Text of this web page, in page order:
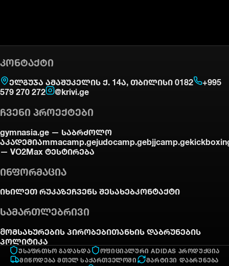
ᲙᲝᲜᲢᲐᲥᲢᲘ
ელგუჯა ამაშუკელის ქ. 14ა, თბილისი 0182 +995
579 270 272 @krivi.ge
ᲩᲕᲔᲜᲘ ᲞᲠᲝᲔᲥᲢᲔᲑᲘ
gymnasia.ge — საბრძოლო
აკადემიაmmacamp.gejudocamp.gebjjcamp.ge
—VO2Max ტესტირება
ᲘᲜᲤᲝᲠᲛᲐᲪᲘᲐ
იხილეთ რუკაზეჩვენს შესახებკონტაქტი
ᲡᲐᲛᲐᲠᲗᲚᲔᲑᲠᲘᲕᲘ
Მომსახურების პირობებითანხის დაბრუნების
პოლიტიკა
ᲣᲡᲐᲤᲠᲗᲮᲝ ᲒᲐᲓᲐᲮᲓᲐ ᲝᲤᲘᲪᲘᲐᲚᲣᲠᲘ ADIDAS ᲞᲠᲝᲓᲣᲥᲪᲘᲐ
ᲛᲘᲬᲝᲓᲔᲑᲐ ᲛᲗᲔᲚ ᲡᲐᲥᲐᲠᲗᲕᲔᲚᲝᲨᲘ ᲛᲐᲠᲢᲘᲕᲘ ᲓᲐᲑᲠᲣᲜᲔᲑᲐ